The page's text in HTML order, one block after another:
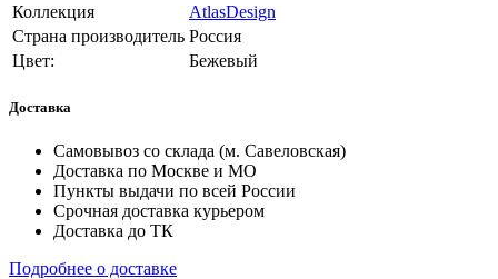
Коллекция
AtlasDesign
Страна производитель Россия
Цвет:
Бежевый
Доставка
Самовывоз со склада (м. Савеловская)
Доставка по Москве и МО
Пункты выдачи по всей России
Срочная доставка курьером
Доставка до ТК
Подробнее о доставке